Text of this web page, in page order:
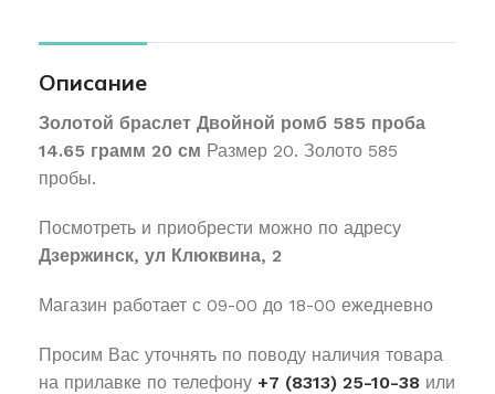
Описание
Золотой браслет Двойной ромб 585 проба
14.65 грамм 20 см Размер 20. Золото 585
пробы.
Посмотреть и приобрести можно по адресу
Дзержинск, ул Клюквина, 2
Магазин работает с 09-00 до 18-00 ежедневно
Просим Вас уточнять по поводу наличия товара
на прилавке по телефону +7 (8313) 25-10-38 или